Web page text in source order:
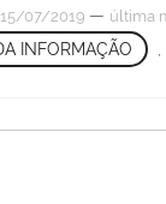
07/2019 — última
INFORMAÇÃO